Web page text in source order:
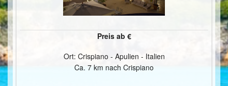
KONTAKT/ANFRAGE
FEEDBACKS
Preis ab €
Ort: Crispiano - Apulien - Italien
Ca. 7 km nach Crispiano